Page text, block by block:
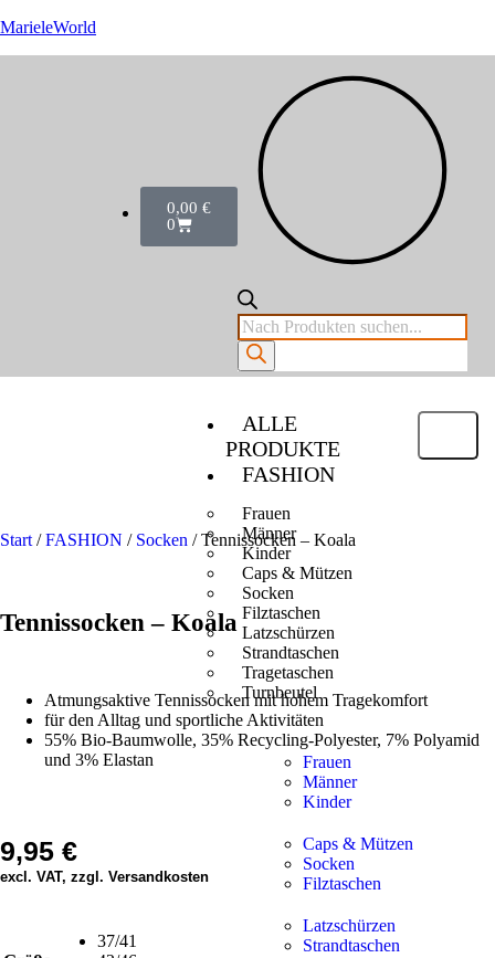
MarieleWorld
0,00 €
0
ALLE
PRODUKTE
FASHION
Frauen
Männer
Kinder
Caps & Mützen
Socken
Filztaschen
Latzschürzen
Strandtaschen
Tragetaschen
Turnbeutel
Frauen
Männer
Kinder
Caps & Mützen
Socken
Filztaschen
Latzschürzen
Strandtaschen
Start /FASHION / Socken / Tennissocken – Koala
Tennissocken – Koala
Atmungsaktive Tennissocken mit hohem Tragekomfort
für den Alltag und sportliche Aktivitäten
55% Bio-Baumwolle, 35% Recycling-Polyester, 7% Polyamid
und 3% Elastan
9,95 €
excl. VAT, zzgl. Versandkosten
37/41